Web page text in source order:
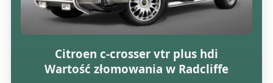
Citroen c-crosser vtr plus hdi
Wartość złomowania w Radcliffe